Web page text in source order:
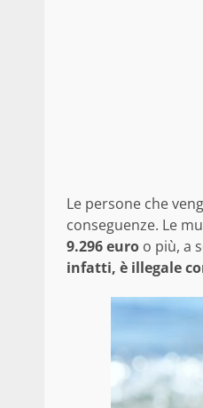
Le persone che
conseguenze. Le
9.296 euro o più, a
infatti, è illegale